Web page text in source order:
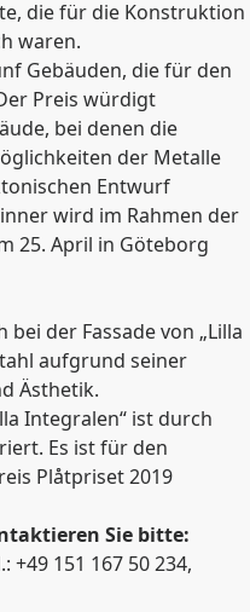
die für die Konstruktion
waren.
Gebäuden, die für den
Preis würdigt
bei denen die
der Metalle
Entwurf
wird im Rahmen der
25. April in Göteborg
der Fassade von „Lilla
aufgrund seiner
Ästhetik.
Integralen“ ist durch
Es ist für den
Plåtpriset 2019
Sie bitte:
+49 151 167 50 234,